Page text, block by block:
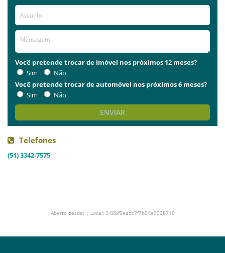
Você pretende trocar de imóvel nos próximos 12 meses?
Sim
Não
Você pretende trocar de automóvel nos próximos 6 meses?
Sim
Não
ENVIAR
Telefones
(51) 3342-7575
Aberto desde: | Local: 548bf5eadc7f7b04e9938710